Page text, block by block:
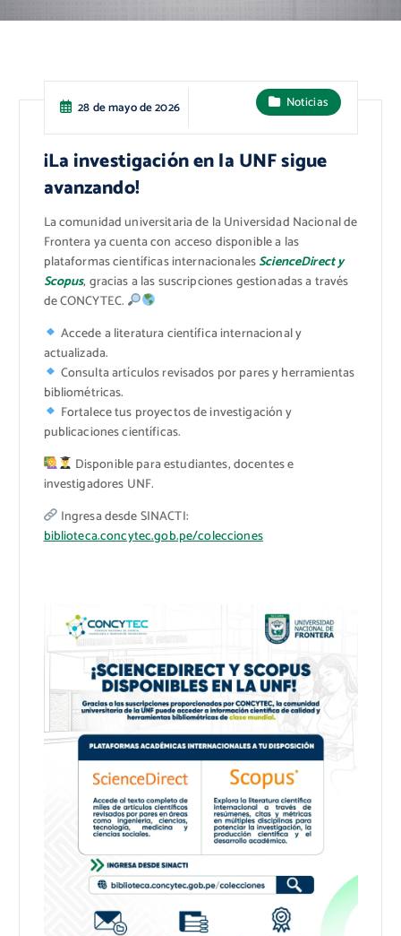
28 de mayo de 2026 Noticias
¡La investigación en la UNF sigue
avanzando!
La comunidad universitaria de la Universidad Nacional de
Frontera ya cuenta con acceso disponible a las
plataformas científicas internacionalesScienceDirect y
Scopus, gracias a las suscripciones gestionadas a través
de CONCYTEC.
Accede a literatura científica internacional y
actualizada.
Consulta artículos revisados por pares y herramientas
bibliométricas.
Fortalece tus proyectos de investigación y
publicaciones científicas.
Disponible para estudiantes, docentes e
investigadores UNF.
Ingresa desde SINACTI:
biblioteca.concytec.gob.pe/colecciones